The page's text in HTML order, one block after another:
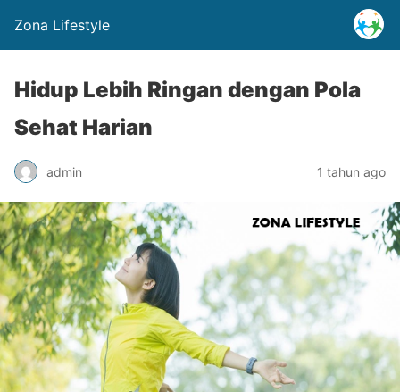
Zona Lifestyle
Hidup Lebih Ringan dengan Pola
Sehat Harian
admin 1 tahun ago